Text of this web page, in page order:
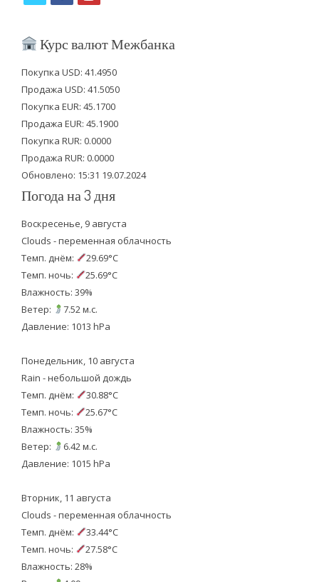
i
t
e
r
b
o
o
k
u
b
e
Курс валют Межбанка
Покупка USD: 41.4950
Продажа USD: 41.5050
Покупка EUR: 45.1700
Продажа EUR: 45.1900
Покупка RUR: 0.0000
Продажа RUR: 0.0000
Обновлено: 15:31 19.07.2024
Погода на 3 дня
Воскресенье, 9 августа
Clouds - переменная облачность
Темп. днём:
29.69°C
Темп. ночь:
25.69°C
Влажность: 39%
Ветер:
7.52 м.с.
Давление: 1013 hPa
Понедельник, 10 августа
Rain - небольшой дождь
Темп. днём:
30.88°C
Темп. ночь:
25.67°C
Влажность: 35%
Ветер:
6.42 м.с.
Давление: 1015 hPa
Вторник, 11 августа
Clouds - переменная облачность
Темп. днём:
33.44°C
Темп. ночь:
27.58°C
Влажность: 28%